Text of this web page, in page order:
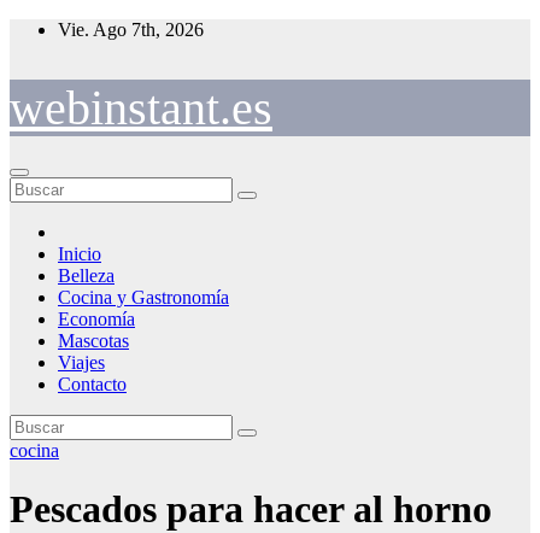
Saltar
Vie. Ago 7th, 2026
webinstant.es
Inicio
Belleza
Cocina y Gastronomía
Economía
Mascotas
Viajes
Contacto
cocina
Pescados para hacer al horno